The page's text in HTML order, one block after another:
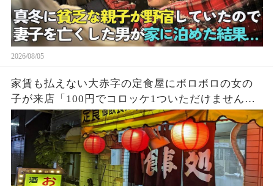
2026/08/05
家賃も払えない大赤字の定食屋にボロボロの女の
子が来店「100円でコロッケ1ついただけません
か？」ハンバーグ定食をご馳走し満腹になった少
女→後日、黒い高級車が次々に現れて…